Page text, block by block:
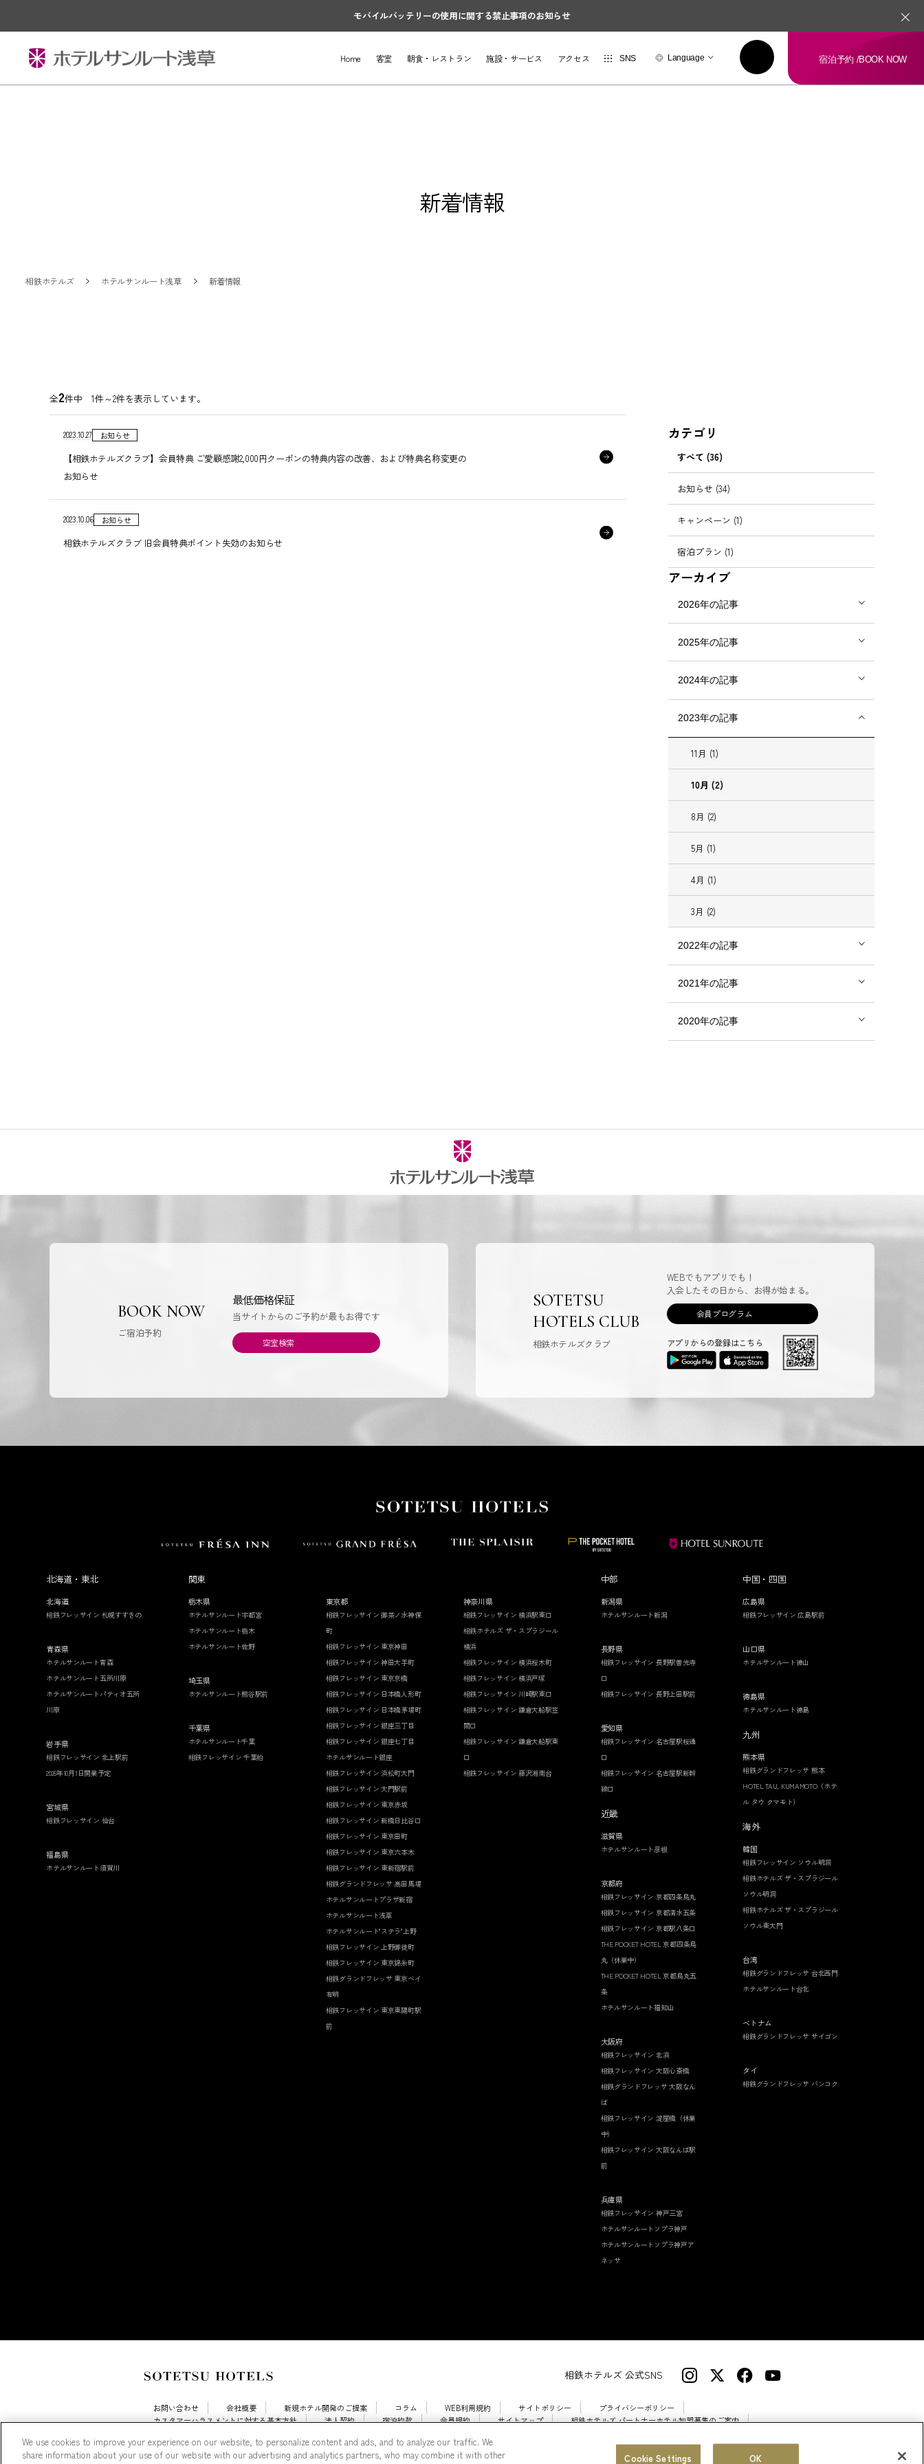
モバイルバッテリーの使用に関する禁止事項のお知らせ
Home 客室 朝食・レストラン 施設・サービス アクセス SNS Language 宿泊予約 /BOOK NOW
新着情報
相鉄ホテルズ ホテルサンルート浅草 新着情報
全2件中 1件～2件を表示しています。
2023.10.27 お知らせ
【相鉄ホテルズクラブ】会員特典 ご愛顧感謝2,000円クーポンの特典内容の改善、および特典名称変更の
お知らせ
2023.10.06 お知らせ
相鉄ホテルズクラブ 旧会員特典ポイント失効のお知らせ
カテゴリ
すべて (36)
お知らせ (34)
キャンペーン (1)
宿泊プラン (1)
アーカイブ
2026年の記事
2025年の記事
2024年の記事
2023年の記事
11月 (1)
10月 (2)
8月 (2)
5月 (1)
4月 (1)
3月 (2)
2022年の記事
2021年の記事
2020年の記事
BOOK NOW
ご宿泊予約
最低価格保証
当サイトからのご予約が最もお得です
空室検索
SOTETSU
HOTELS CLUB
相鉄ホテルズクラブ
WEBでもアプリでも！
入会したその日から、お得が始まる。
会員プログラム
アプリからの登録はこちら
北海道・東北
北海道
相鉄フレッサイン 札幌すすきの
青森県
ホテルサンルート青森
ホテルサンルート五所川原
ホテルサンルートパティオ五所
川原
岩手県
相鉄フレッサイン 北上駅前
2026年10月1日開業予定
宮城県
相鉄フレッサイン 仙台
福島県
ホテルサンルート須賀川
関東
栃木県
ホテルサンルート宇都宮
ホテルサンルート栃木
ホテルサンルート佐野
埼玉県
ホテルサンルート熊谷駅前
千葉県
ホテルサンルート千葉
相鉄フレッサイン 千葉柏
東京都
相鉄フレッサイン 御茶ノ水神保
町
相鉄フレッサイン 東京神田
相鉄フレッサイン 神田大手町
相鉄フレッサイン 東京京橋
相鉄フレッサイン 日本橋人形町
相鉄フレッサイン 日本橋茅場町
相鉄フレッサイン 銀座三丁目
相鉄フレッサイン 銀座七丁目
ホテルサンルート銀座
相鉄フレッサイン 浜松町大門
相鉄フレッサイン 大門駅前
相鉄フレッサイン 東京赤坂
相鉄フレッサイン 新橋日比谷口
相鉄フレッサイン 東京田町
相鉄フレッサイン 東京六本木
相鉄フレッサイン 東新宿駅前
相鉄グランドフレッサ 高田馬場
ホテルサンルートプラザ新宿
ホテルサンルート浅草
ホテルサンルート"ステラ"上野
相鉄フレッサイン 上野御徒町
相鉄フレッサイン 東京錦糸町
相鉄グランドフレッサ 東京ベイ
有明
相鉄フレッサイン 東京東陽町駅
前
神奈川県
相鉄フレッサイン 横浜駅東口
相鉄ホテルズ ザ・スプラジール
横浜
相鉄フレッサイン 横浜桜木町
相鉄フレッサイン 横浜戸塚
相鉄フレッサイン 川崎駅東口
相鉄フレッサイン 鎌倉大船駅笠
間口
相鉄フレッサイン 鎌倉大船駅東
口
相鉄フレッサイン 藤沢湘南台
中部
新潟県
ホテルサンルート新潟
長野県
相鉄フレッサイン 長野駅善光寺
口
相鉄フレッサイン 長野上田駅前
愛知県
相鉄フレッサイン 名古屋駅桜通
口
相鉄フレッサイン 名古屋駅新幹
線口
近畿
滋賀県
ホテルサンルート彦根
京都府
相鉄フレッサイン 京都四条烏丸
相鉄フレッサイン 京都清水五条
相鉄フレッサイン 京都駅八条口
THE POCKET HOTEL 京都四条烏
丸（休業中）
THE POCKET HOTEL 京都烏丸五
条
ホテルサンルート福知山
大阪府
相鉄フレッサイン 北浜
相鉄フレッサイン 大阪心斎橋
相鉄グランドフレッサ 大阪なん
ば
相鉄フレッサイン 淀屋橋（休業
中）
相鉄フレッサイン 大阪なんば駅
前
兵庫県
相鉄フレッサイン 神戸三宮
ホテルサンルートソプラ神戸
ホテルサンルートソプラ神戸ア
ネッサ
中国・四国
広島県
相鉄フレッサイン 広島駅前
山口県
ホテルサンルート徳山
徳島県
ホテルサンルート徳島
九州
熊本県
相鉄グランドフレッサ 熊本
HOTEL TAU, KUMAMOTO（ホテ
ル タウ クマモト）
海外
韓国
相鉄フレッサイン ソウル明洞
相鉄ホテルズ ザ・スプラジール
ソウル明洞
相鉄ホテルズ ザ・スプラジール
ソウル東大門
台湾
相鉄グランドフレッサ 台北西門
ホテルサンルート台北
ベトナム
相鉄グランドフレッサ サイゴン
タイ
相鉄グランドフレッサ バンコク
相鉄ホテルズ 公式SNS
お問い合わせ 会社概要 新規ホテル開発のご提案 コラム WEB利用規約 サイトポリシー
プライバシーポリシー
カスタマーハラスメントに対する基本方針
法人契約 宿泊約款 会員規約 サイトマップ
相鉄ホテルズ パートナーホテル加盟募集のご案内
We use cookies to improve your experience on our website, to personalize content and ads, and to analyze our traffic. We
share information about your use of our website with our advertising and analytics partners, who may combine it with other
Cookie Settings OK